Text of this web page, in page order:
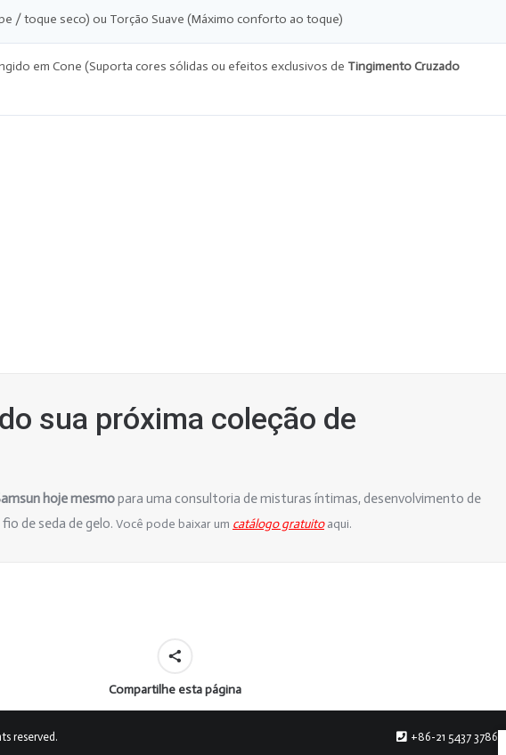
/ toque seco) ou Torção Suave (Máximo conforto ao toque)
em Cone (Suporta cores sólidas ou efeitos exclusivos de Tingimento Cruzado
sua próxima coleção de
hoje mesmopara uma consultoria de misturas íntimas, desenvolvimento de
de seda de gelo. Você pode baixar um catálogo gratuito aqui.
Compartilhe esta página
reserved. +86-21 5437 3786